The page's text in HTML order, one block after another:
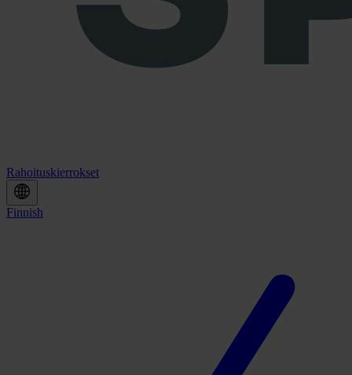
Rahoituskierrokset
Finnish